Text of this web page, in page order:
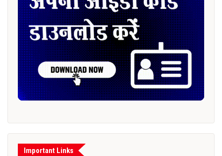
Important Links